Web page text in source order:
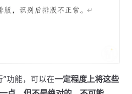
功能，可以在一定程度上将这些